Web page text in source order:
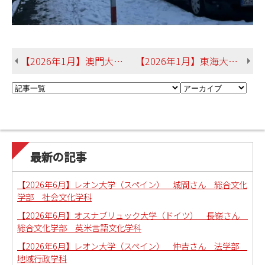
【2026年1月】澳門大学（中国・澳門） 林さん 産業情報学部 企業システム学科 【2026年1月】東海大学（台湾） 嘉数さん 総合文化学部 日本文化学科
最新の記事
【2026年6月】レオン大学（スペイン） 城間さん 総合文化
学部 社会文化学科
【2026年6月】オスナブリュック大学（ドイツ） 長嶺さん
総合文化学部 英米言語文化学科
【2026年6月】レオン大学（スペイン） 仲吉さん 法学部
地域行政学科